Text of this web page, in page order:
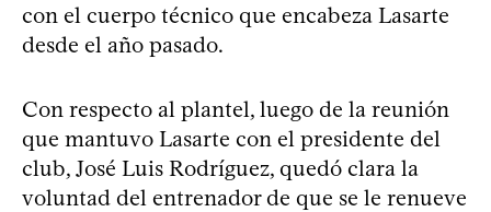
con el cuerpo técnico que encabeza Lasarte
desde el año pasado.
Con respecto al plantel, luego de la reunión
que mantuvo Lasarte con el presidente del
club, José Luis Rodríguez, quedó clara la
voluntad del entrenador de que se le renueve